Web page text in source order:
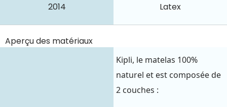
2014 Latex
Aperçu des matériaux
Kipli, le matelas 100%
naturel et est composée de
2 couches :